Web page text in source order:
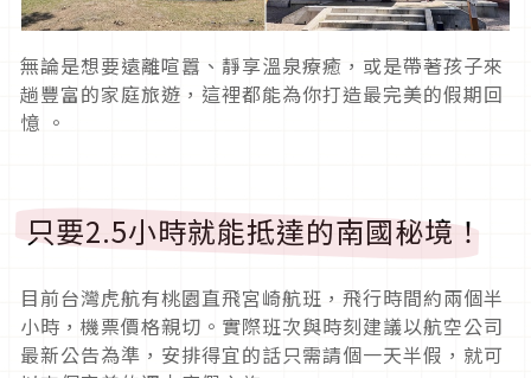
無論是想要遠離喧囂、靜享溫泉療癒，或是帶著孩子來
趟豐富的家庭旅遊，這裡都能為你打造最完美的假期回
憶 。
只要2.5小時就能抵達的南國秘境！
目前台灣虎航有桃園直飛宮崎航班，飛行時間約兩個半
小時，機票價格親切。實際班次與時刻建議以航空公司
最新公告為準，安排得宜的話只需請個一天半假，就可